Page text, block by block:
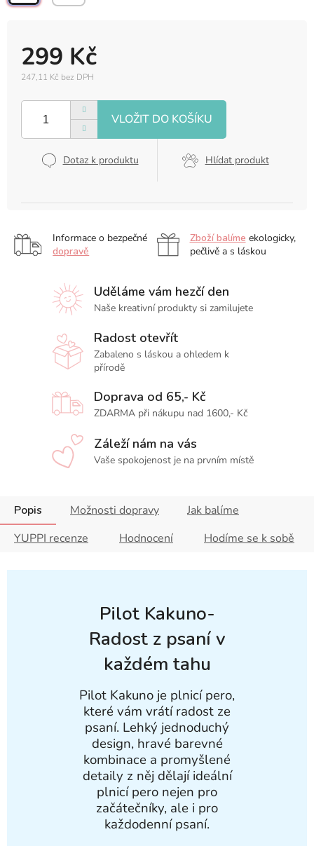
299 Kč
247,11 Kč bez DPH
cena:
Dotaz k produktu Hlídat produkt
Informace o bezpečné
dopravě
Zboží balíme ekologicky,
pečlivě a s láskou
Uděláme vám hezčí den
Naše kreativní produkty si zamilujete
Radost otevřít
Zabaleno s láskou a ohledem k
přírodě
Doprava od 65,- Kč
ZDARMA při nákupu nad 1600,- Kč
Záleží nám na vás
Vaše spokojenost je na prvním místě
Popis Možnosti dopravy
Jak balíme
YUPPI recenze
Hodnocení Hodíme se k sobě
Pilot Kakuno-
Radost z psaní v
každém tahu
Pilot Kakuno je plnicí pero,
které vám vrátí radost ze
psaní. Lehký jednoduchý
design, hravé barevné
kombinace a promyšlené
detaily z něj dělají ideální
plnicí pero nejen pro
začátečníky, ale i pro
každodenní psaní.